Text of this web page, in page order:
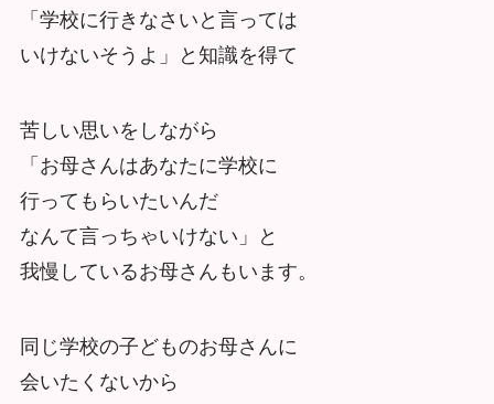
「学校に行きなさいと言っては
いけないそうよ」と知識を得て
苦しい思いをしながら
「お母さんはあなたに学校に
行ってもらいたいんだ
なんて言っちゃいけない」と
我慢しているお母さんもいます。
同じ学校の子どものお母さんに
会いたくないから